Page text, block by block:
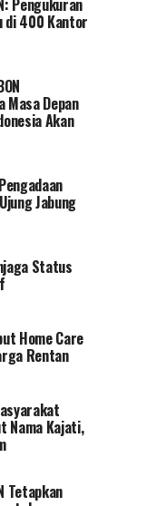
Pengukuran
di 400 Kantor
Masa Depan
Akan
Jabung
Status
Home Care
Rentan
Nama Kajati,
Tetapkan